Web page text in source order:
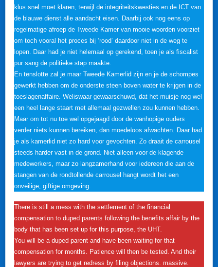
klus snel moet klaren, terwijl de integriteitskwesties en de ICT van
de blauwe dienst alle aandacht eisen. Daarbij ook nog eens op
regelmatige afroep de Tweede Kamer van mooie woorden voorziet
om toch vooral het proces bij ‘rood’ daardoor niet in de weg te
lopen. Daar had je niet helemaal op gerekend, toen je als fiscalist
pur sang de politieke stap maakte.
En tenslotte zal je maar Tweede Kamerlid zijn en je de schompes
gewerkt hebben om de onderste steen boven water te krijgen in de
toeslagenaffaire. Weliswaar gewaarschuwd, dat het muisje nog wel
een heel lange staart met allemaal gezwellen zou kunnen hebben.
Maar om tot nu toe wel opgejaagd door de wanhopige ouders
verder niets kunnen bereiken, dan moedeloos afwachten. Daar had
je als kamerlid niet zo hard voor gevochten. Zo draait de carrousel
steeds harder vast in de grond. Niet alleen voor de klagende
medewerkers, maar zo langzamerhand voor iedereen die aan de
stangen van de rondtollende carrousel hangt wordt het een
onveilige, giftige omgeving.
There is still a mess with the settlement of the financial
compensation to duped parents following the benefits affair by the
body that has been set up for this purpose, the UHT.
You will be a duped parent and have been waiting for that
compensation for months. Patience will then be tested. And their
lawyers are trying to get redress by filing objections. massive.